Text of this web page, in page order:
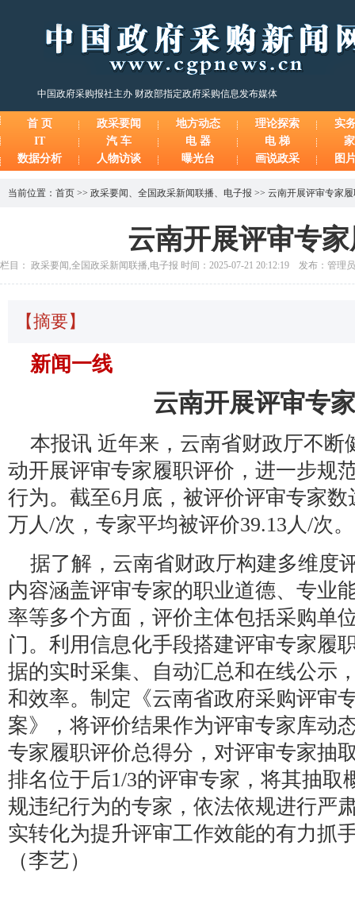
中国政府采购报社主办 财政部指定政府采购信息发布媒体
首 页 政采要闻 地方动态 理论探索
实
IT
汽 车 电 器 电 梯
数据分析
人物访谈 曝光台 画说政采 图
当前位置： 首页 >> 政采要闻 、 全国政采新闻联播、 电子报 >> 云南开展评审专家
云南开展评审专
栏目： 政采要闻,全国政采新闻联播,电子报 时间：2025-07-21 20:12:19 发布：管理
【摘要】
新闻一线
云南开展评审专
本报讯 近年来，云南省财政厅不断
动开展评审专家履职评价，进一步规
行为。截至6月底，被评价评审专家数
万人/次，专家平均被评价39.13人/次。
据了解，云南省财政厅构建多维度
内容涵盖评审专家的职业道德、专业
率等多个方面，评价主体包括采购单
门。利用信息化手段搭建评审专家履
据的实时采集、自动汇总和在线公示
和效率。制定《云南省政府采购评审
案》，将评价结果作为评审专家库动
专家履职评价总得分，对评审专家抽
排名位于后1/3的评审专家，将其抽取
规违纪行为的专家，依法依规进行严
实转化为提升评审工作效能的有力抓
（李艺）